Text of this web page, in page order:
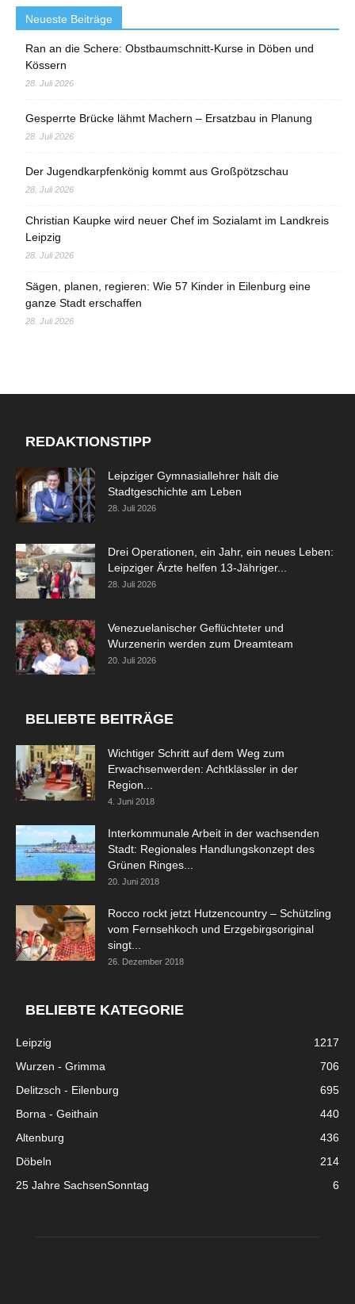
Neueste Beiträge
Ran an die Schere: Obstbaumschnitt-Kurse in Döben und
Kössern
28. Juli 2026
Gesperrte Brücke lähmt Machern – Ersatzbau in Planung
28. Juli 2026
Der Jugendkarpfenkönig kommt aus Großpötzschau
28. Juli 2026
Christian Kaupke wird neuer Chef im Sozialamt im Landkreis
Leipzig
28. Juli 2026
Sägen, planen, regieren: Wie 57 Kinder in Eilenburg eine
ganze Stadt erschaffen
28. Juli 2026
REDAKTIONSTIPP
Leipziger Gymnasiallehrer hält die
Stadtgeschichte am Leben
28. Juli 2026
Drei Operationen, ein Jahr, ein neues Leben:
Leipziger Ärzte helfen 13-Jähriger...
28. Juli 2026
Venezuelanischer Geflüchteter und
Wurzenerin werden zum Dreamteam
20. Juli 2026
BELIEBTE BEITRÄGE
Wichtiger Schritt auf dem Weg zum
Erwachsenwerden: Achtklässler in der
Region...
4. Juni 2018
Interkommunale Arbeit in der wachsenden
Stadt: Regionales Handlungskonzept des
Grünen Ringes...
20. Juni 2018
Rocco rockt jetzt Hutzencountry – Schützling
vom Fernsehkoch und Erzgebirgsoriginal
singt...
26. Dezember 2018
BELIEBTE KATEGORIE
Leipzig
1217
Wurzen - Grimma
706
Delitzsch - Eilenburg
695
Borna - Geithain
440
Altenburg
436
Döbeln
214
25 Jahre SachsenSonntag
6